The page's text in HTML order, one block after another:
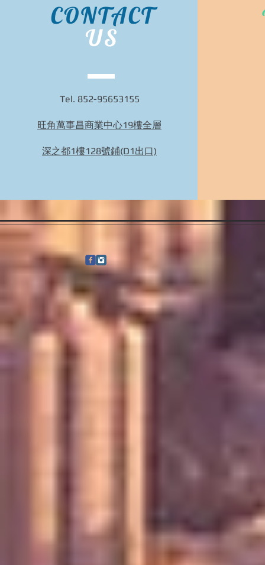
Bidhongkong.com 台灣代購《lativ》台灣時裝,
外套,配飾代購-台灣網站代購(香港)
CONTACT
US
Tel. 852-95653155
旺角萬事昌商業中心19樓全層
深之都1樓128號鋪(D1出口)